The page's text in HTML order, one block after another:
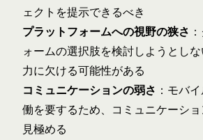
ェクトを提示できるべき
プラットフォームへの視野の狭さ
ォームの選択肢を検討しようとし
力に欠ける可能性がある
コミュニケーションの弱さ ：モバ
働を要するため、コミュニケーシ
見極める